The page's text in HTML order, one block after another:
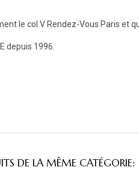
le col V Rendez-Vous Paris et
depuis 1996.
DE LA MÊME CATÉGORIE: